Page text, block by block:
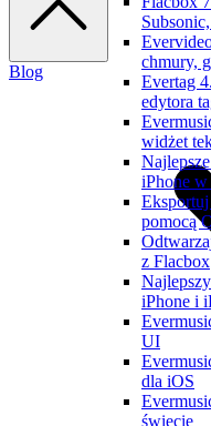
chmury,
Evertag
edytora
widżet
iPhone w
pomocą
z Flacbox
iPhone i
UI
dla iOS
świecie
Blog